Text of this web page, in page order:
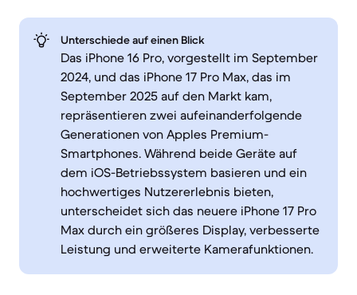
Unterschiede auf einen Blick
Das iPhone 16 Pro, vorgestellt im September
2024, und das iPhone 17 Pro Max, das im
September 2025 auf den Markt kam,
repräsentieren zwei aufeinanderfolgende
Generationen von Apples Premium-
Smartphones. Während beide Geräte auf
dem iOS-Betriebssystem basieren und ein
hochwertiges Nutzererlebnis bieten,
unterscheidet sich das neuere iPhone 17 Pro
Max durch ein größeres Display, verbesserte
Leistung und erweiterte Kamerafunktionen.